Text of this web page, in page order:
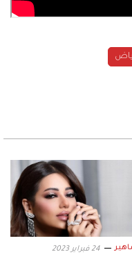
24 فبراير 2023